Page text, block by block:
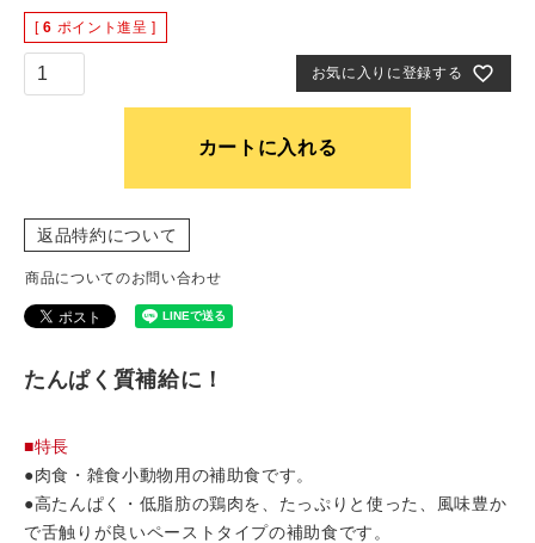
[ 6 ポイント進呈 ]
お気に入りに登録する
カートに入れる
返品特約について
商品についてのお問い合わせ
たんぱく質補給に！
■特長
●肉食・雑食小動物用の補助食です。
●高たんぱく・低脂肪の鶏肉を、たっぷりと使った、風味豊か
で舌触りが良いペーストタイプの補助食です。